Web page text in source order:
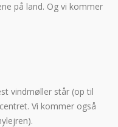
på land. Og vi kommer
vindmøller står (op til
Vi kommer også